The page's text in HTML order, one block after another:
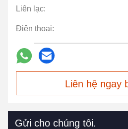
Liên lạc:
Điện thoại:
Liên hệ ngay
Gửi cho chúng tôi.